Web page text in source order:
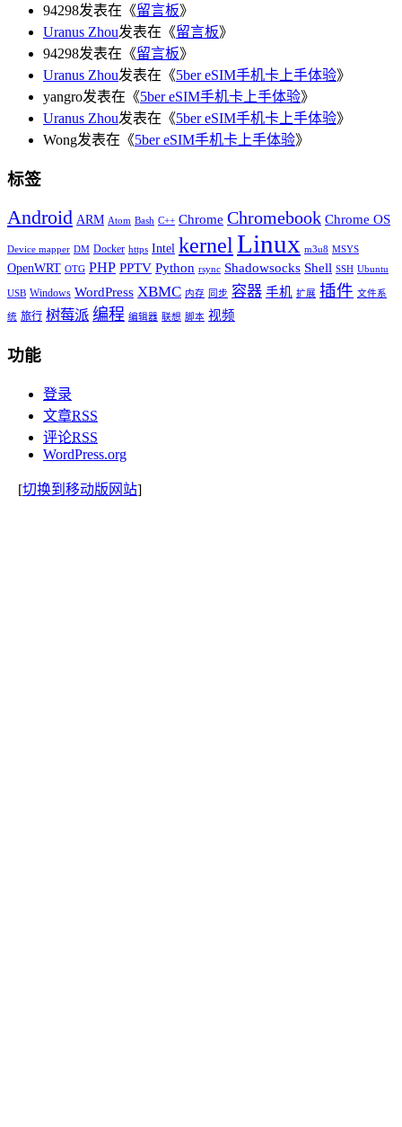
94298发表在《留言板》
Uranus Zhou发表在《留言板》
94298发表在《留言板》
Uranus Zhou发表在《5ber eSIM手机卡上手体验》
yangro发表在《5ber eSIM手机卡上手体验》
Uranus Zhou发表在《5ber eSIM手机卡上手体验》
Wong发表在《5ber eSIM手机卡上手体验》
标签
Android ARM Atom Bash C++ Chrome Chromebook Chrome OS
Device mapper DM Docker https Intel kernel Linux m3u8 MSYS
OpenWRT OTG PHP PPTV Python rsync Shadowsocks Shell SSH Ubuntu
USB Windows WordPress XBMC 内存 同步 容器 手机 扩展 插件 文件系
统 旅行 树莓派 编程 编辑器 联想 脚本 视频
功能
登录
文章RSS
评论RSS
WordPress.org
[切换到移动版网站]